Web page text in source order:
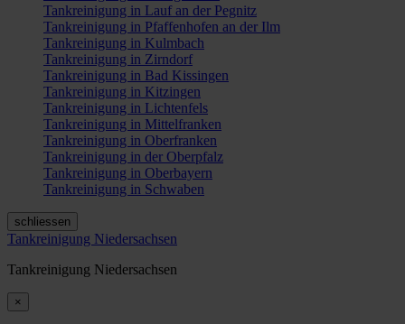
Tankreinigung in Lauf an der Pegnitz
Tankreinigung in Pfaffenhofen an der Ilm
Tankreinigung in Kulmbach
Tankreinigung in Zirndorf
Tankreinigung in Bad Kissingen
Tankreinigung in Kitzingen
Tankreinigung in Lichtenfels
Tankreinigung in Mittelfranken
Tankreinigung in Oberfranken
Tankreinigung in der Oberpfalz
Tankreinigung in Oberbayern
Tankreinigung in Schwaben
schliessen
Tankreinigung Niedersachsen
Tankreinigung Niedersachsen
×